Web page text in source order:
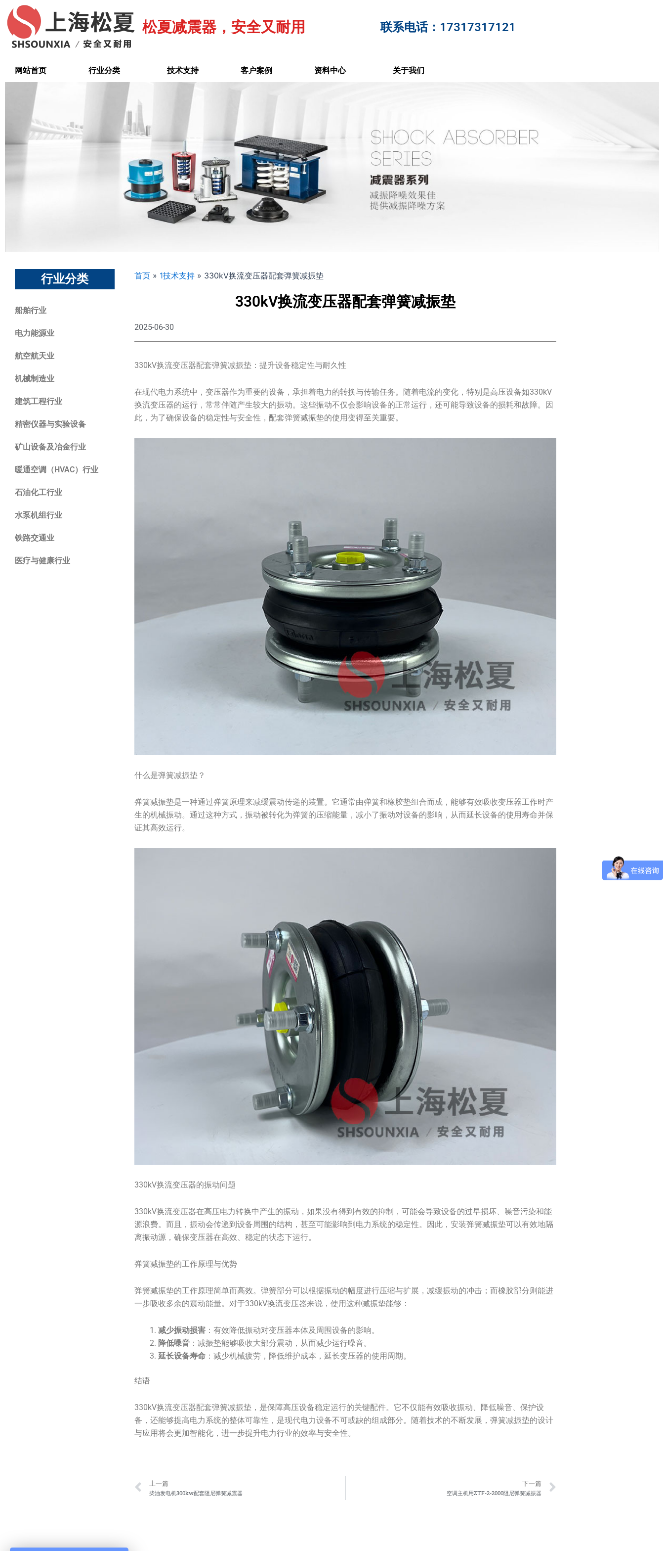
至
松夏减震器，安全又耐用 联系电话：17317317121
网站首页 行业分类 技术支持 客户案例 资料中心 关于我们
行业分类
船舶行业
电力能源业
航空航天业
机械制造业
建筑工程行业
精密仪器与实验设备
矿山设备及冶金行业
暖通空调（HVAC）行业
石油化工行业
水泵机组行业
铁路交通业
医疗与健康行业
首页 » 1技术支持 » 330kV换流变压器配套弹簧减振垫
330kV换流变压器配套弹簧减振垫
2025-06-30
330kV换流变压器配套弹簧减振垫：提升设备稳定性与耐久性
在现代电力系统中，变压器作为重要的设备，承担着电力的转换与传输任务。随着电流的变化，特别是高压设备如330kV
换流变压器的运行，常常伴随产生较大的振动。这些振动不仅会影响设备的正常运行，还可能导致设备的损耗和故障。因
此，为了确保设备的稳定性与安全性，配套弹簧减振垫的使用变得至关重要。
什么是弹簧减振垫？
弹簧减振垫是一种通过弹簧原理来减缓震动传递的装置。它通常由弹簧和橡胶垫组合而成，能够有效吸收变压器工作时产
生的机械振动。通过这种方式，振动被转化为弹簧的压缩能量，减小了振动对设备的影响，从而延长设备的使用寿命并保
证其高效运行。
330kV换流变压器的振动问题
330kV换流变压器在高压电力转换中产生的振动，如果没有得到有效的抑制，可能会导致设备的过早损坏、噪音污染和能
源浪费。而且，振动会传递到设备周围的结构，甚至可能影响到电力系统的稳定性。因此，安装弹簧减振垫可以有效地隔
离振动源，确保变压器在高效、稳定的状态下运行。
弹簧减振垫的工作原理与优势
弹簧减振垫的工作原理简单而高效。弹簧部分可以根据振动的幅度进行压缩与扩展，减缓振动的冲击；而橡胶部分则能进
一步吸收多余的震动能量。对于330kV换流变压器来说，使用这种减振垫能够：
减少振动损害 ：有效降低振动对变压器本体及周围设备的影响。
降低噪音 ：减振垫能够吸收大部分震动，从而减少运行噪音。
延长设备寿命 ：减少机械疲劳，降低维护成本，延长变压器的使用周期。
结语
330kV换流变压器配套弹簧减振垫，是保障高压设备稳定运行的关键配件。它不仅能有效吸收振动、降低噪音、保护设
备，还能够提高电力系统的整体可靠性，是现代电力设备不可或缺的组成部分。随着技术的不断发展，弹簧减振垫的设计
与应用将会更加智能化，进一步提升电力行业的效率与安全性。
Prev
上一篇
柴油发电机300kw配套阻尼弹簧减震器
下一篇
空调主机用ZTF-2-2000阻尼弹簧减振器